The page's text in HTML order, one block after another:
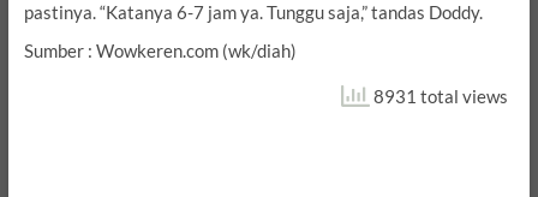
pastinya. “Katanya 6-7 jam ya. Tunggu saja,” tandas Doddy.
Sumber : Wowkeren.com (wk/diah)
8931 total views